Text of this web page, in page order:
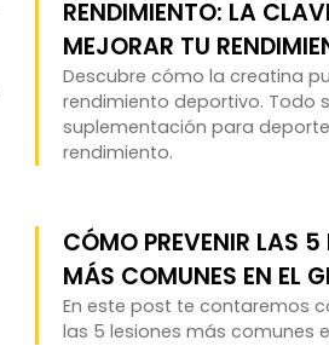
RENDIMIENTO: LA
MEJORAR TU
Descubre cómo la creatina
rendimiento deportivo. Todo
suplementación para
rendimiento.
CÓMO PREVENIR LAS 5
MÁS COMUNES EN EL
En este post te contaremos
las 5 lesiones más comunes